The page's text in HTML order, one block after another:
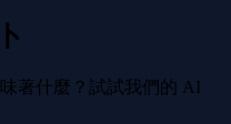
著什麼？試試我們的 AI